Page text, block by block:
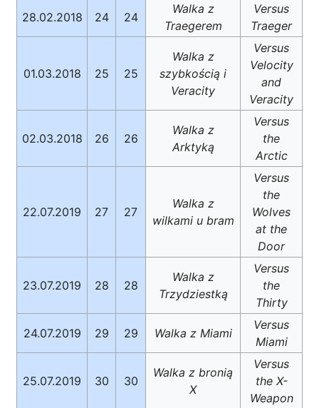
28.02.2018 24 24
Walka z
Traegerem
Versus
Traeger
01.03.2018 25 25
Walka z
szybkością i
Veracity
Versus
Velocity
and
Veracity
02.03.2018 26 26
Walka z
Arktyką
Versus
the
Arctic
22.07.2019 27 27
Walka z
wilkami u bram
Versus
the
Wolves
at the
Door
23.07.2019 28 28
Walka z
Trzydziestką
Versus
the
Thirty
24.07.2019 29 29 Walka z Miami
Versus
Miami
25.07.2019 30 30
Walka z bronią
X
Versus
the X-
Weapon